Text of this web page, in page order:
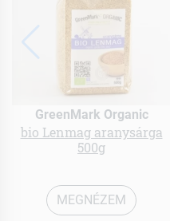
GreenMark Organic
bio Lenmag aranysárga
500g
MEGNÉZEM